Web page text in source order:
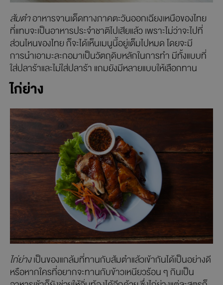
ส้มตำอาหารจานเด็ดทางภาคตะวันออกเฉียงเหนือของไทย
ที่แทบจะเป็นอาหารประจำชาติไปเสียแล้ว เพราะไม่ว่าจะไปที่
ส่วนไหนของไทย ก็จะได้เห็นเมนูนี้อยู่เต็มไปหมด โดยจะมี
การนำเอามะละกอมาเป็นวัตถุดิบหลักในการทำ มีทั้งแบบที่
ใส่ปลาร้าและไม่ใส่ปลาร้า แถมยังมีหลายแบบให้เลือกทาน
ไก่ย่าง
ไก่ย่างเป็นของแกล้มที่ทานกับส้มตำแล้วเข้ากันได้เป็นอย่างดี
หรือหากใครที่อยากจะทานกับข้าวเหนียวร้อน ๆ กินเป็น